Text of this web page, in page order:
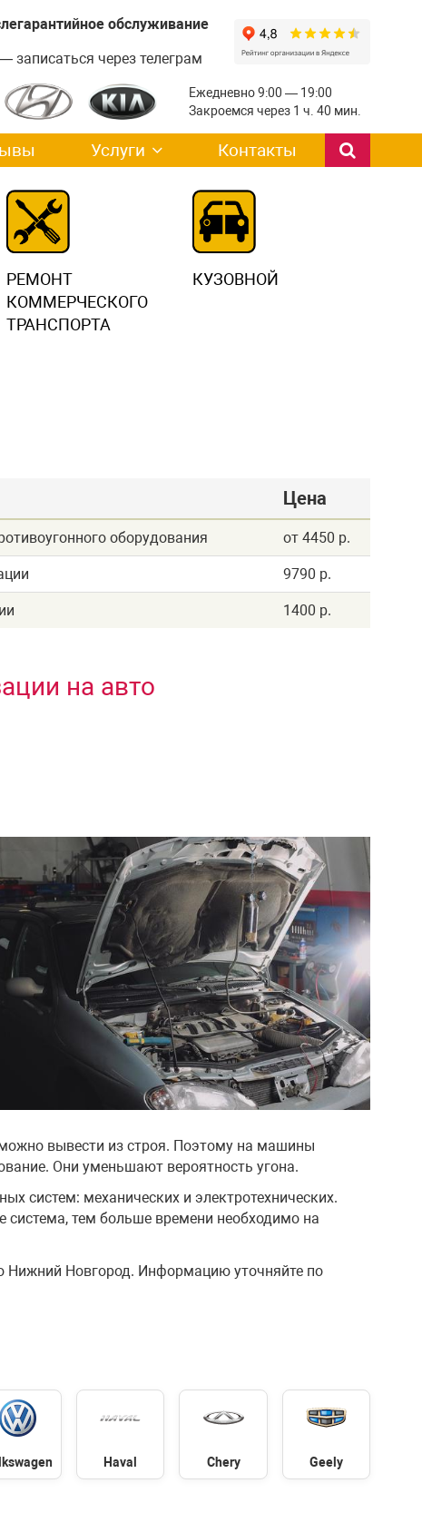
обслуживание
записаться через телеграм
Ежедневно 9:00 — 19:00
Закроемся через 1 ч. 40 мин.
Услуги Контакты
РЕМОНТ
КОММЕРЧЕСКОГО
ТРАНСПОРТА
КУЗОВНОЙ
Цена
оборудования от 4450 р.
9790 р.
1400 р.
на авто
вывести из строя. Поэтому на машины
Они уменьшают вероятность угона.
систем: механических и электротехнических.
система, тем больше времени необходимо на
Нижний Новгород. Информацию уточняйте по
Haval Chery Geely